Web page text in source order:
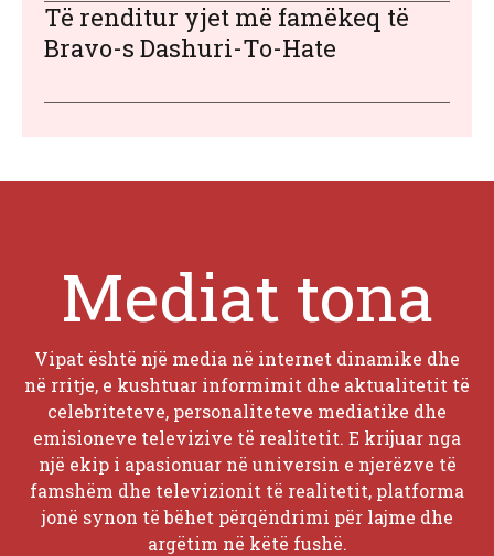
Të renditur yjet më famëkeq të
Bravo-s Dashuri-To-Hate
Mediat tona
Vipat është një media në internet dinamike dhe
në rritje, e kushtuar informimit dhe aktualitetit të
celebriteteve, personaliteteve mediatike dhe
emisioneve televizive të realitetit. E krijuar nga
një ekip i apasionuar në universin e njerëzve të
famshëm dhe televizionit të realitetit, platforma
jonë synon të bëhet përqëndrimi për lajme dhe
argëtim në këtë fushë.